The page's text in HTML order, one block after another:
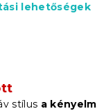
lehetőségek
stílus a